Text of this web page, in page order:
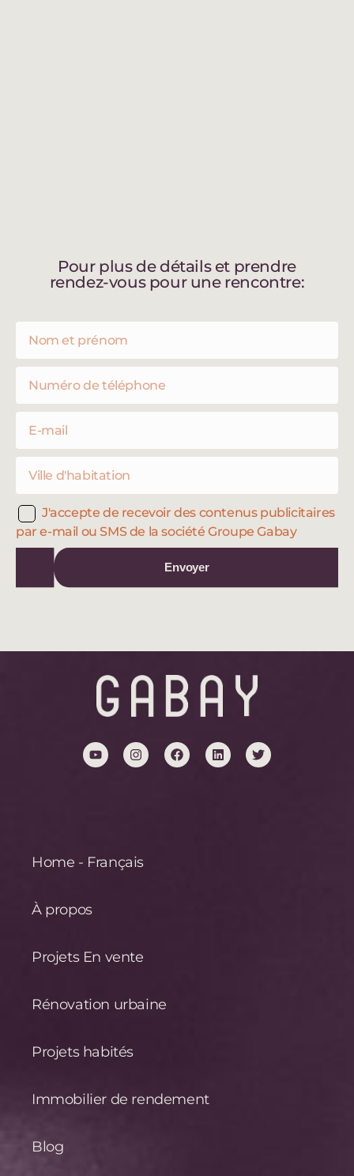
Pour plus de détails et prendre
rendez-vous pour une rencontre:
J'accepte de recevoir des contenus publicitaires
par e-mail ou SMS de la société Groupe Gabay
Envoyer
Home - Français
À propos
Projets En vente
Rénovation urbaine
Projets habités
Immobilier de rendement
Blog